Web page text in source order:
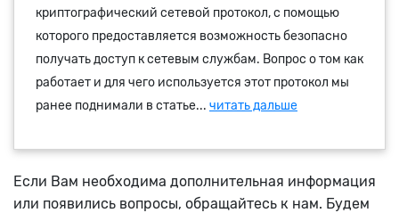
Если Вам необходима дополнительная информация
или появились вопросы, обращайтесь к нам. Будем